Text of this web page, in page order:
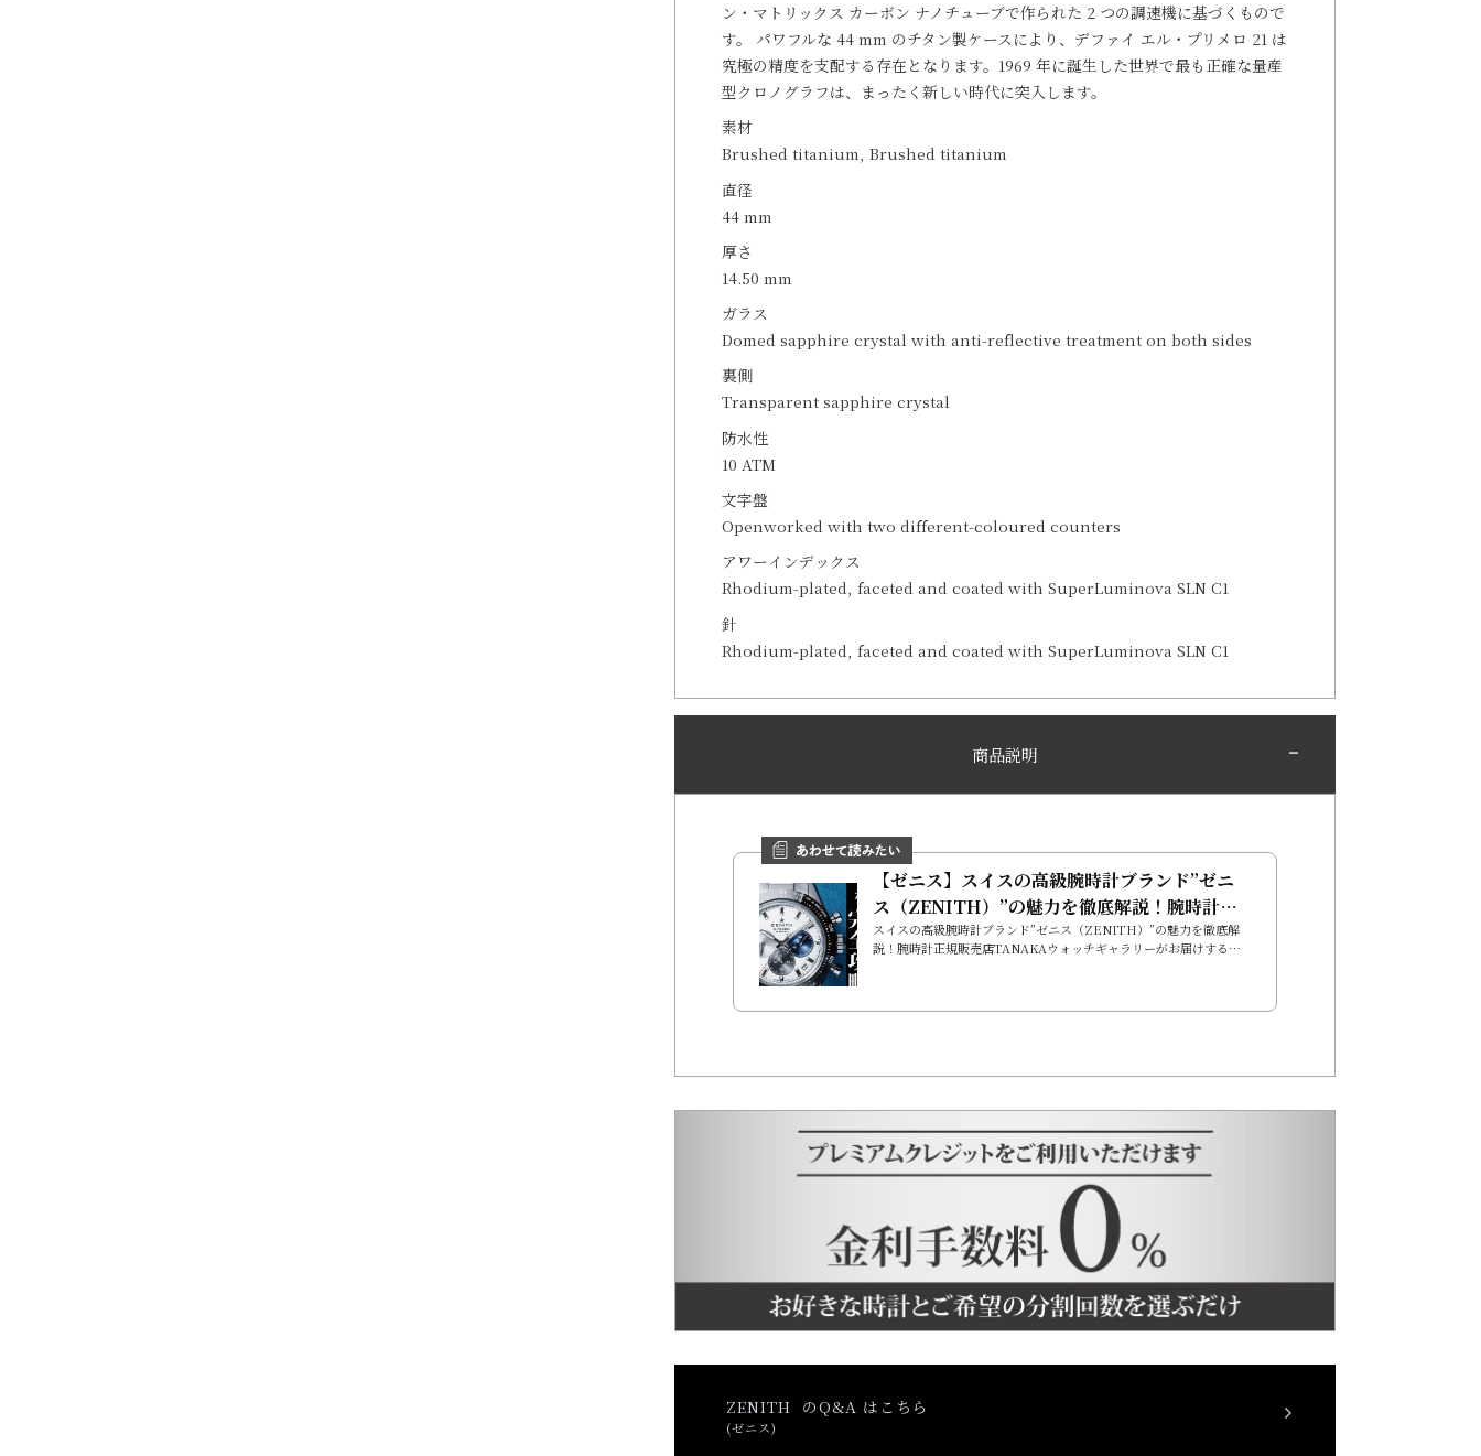
ン・マトリックス カーボン ナノチューブで作られた 2 つの調速機に基づくもので
す。 パワフルな 44 mm のチタン製ケースにより、デファイ エル・プリメロ 21 は
究極の精度を支配する存在となります。1969 年に誕生した世界で最も正確な量産
型クロノグラフは、まったく新しい時代に突入します。
素材
Brushed titanium, Brushed titanium
直径
44 mm
厚さ
14.50 mm
ガラス
Domed sapphire crystal with anti-reflective treatment on both sides
裏側
Transparent sapphire crystal
防水性
10 ATM
文字盤
Openworked with two different-coloured counters
アワーインデックス
Rhodium-plated, faceted and coated with SuperLuminova SLN C1
針
Rhodium-plated, faceted and coated with SuperLuminova SLN C1
商品説明
【ゼニス】スイスの高級腕時計ブランド”ゼニ
ス（ZENITH）”の魅力を徹底解説！腕時計正
規販売店TANAKAウォッチギャラリーがお届
けする、あなたにぴったりの一本を見つけるた
スイスの高級腕時計ブランド”ゼニス（ZENITH）”の魅力を徹底解
説！腕時計正規販売店TANAKAウォッチギャラリーがお届けする、
ます。この記事では、...
ZENITH のQ&A はこちら
(ゼニス)